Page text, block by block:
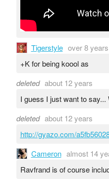
Tigerstyle over 8 years
+K for being koool as
deleted about 12 years
I guess I just want to say...
deleted about 12 years
http://gyazo.com/
Cameron almost 14
Ravfrand is of course